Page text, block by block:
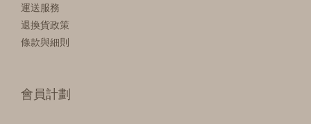
運送服務
退換貨政策
條款與細則
會員計劃